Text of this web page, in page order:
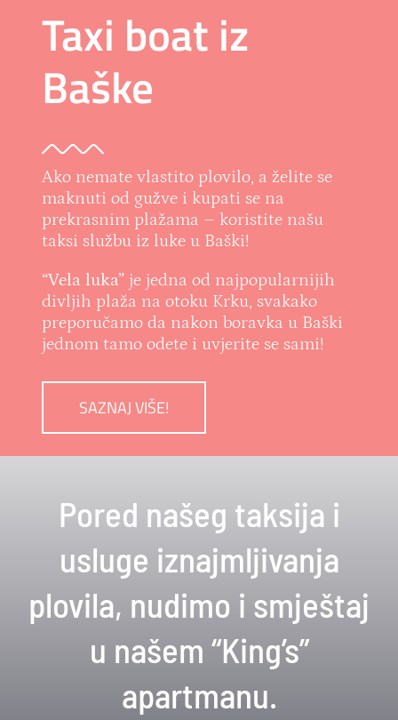
Taxi boat iz
Baške
Ako nemate vlastito plovilo, a želite se
maknuti od gužve i kupati se na
prekrasnim plažama – koristite našu
taksi službu iz luke u Baški!
“Vela luka”je jedna od najpopularnijih
divljih plaža na otoku Krku, svakako
preporučamo da nakon boravka u Baški
jednom tamo odete i uvjerite se sami!
SAZNAJ VIŠE!
Pored našeg taksija i
usluge iznajmljivanja
plovila, nudimo i smještaj
u našem “King’s”
apartmanu.